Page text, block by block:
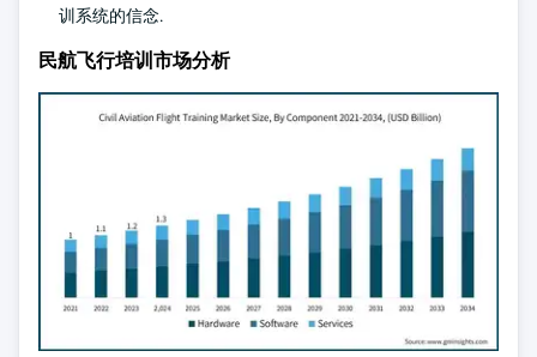
训系统的信念.
民航飞行培训市场分析